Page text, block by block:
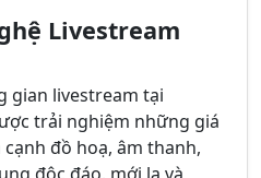
Livestream
gian livestream tại
trải nghiệm những giá
đồ hoạ, âm thanh,